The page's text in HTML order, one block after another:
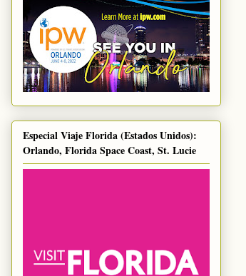
Especial Viaje Florida (Estados Unidos):
Orlando, Florida Space Coast, St. Lucie